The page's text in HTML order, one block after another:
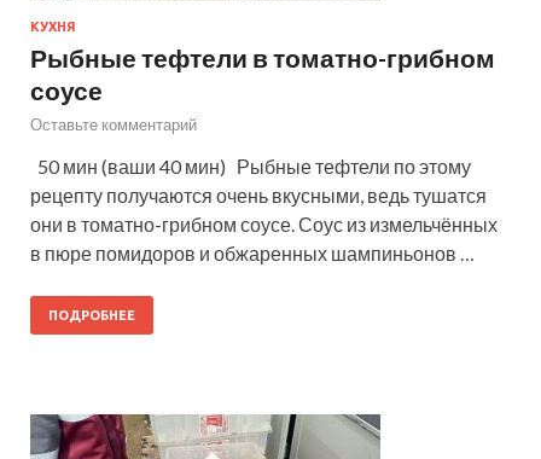
КУХНЯ
Рыбные тефтели в томатно-грибном
соусе
Оставьте комментарий
50 мин (ваши 40 мин) Рыбные тефтели по этому
рецепту получаются очень вкусными, ведь тушатся
они в томатно-грибном соусе. Соус из измельчённых
в пюре помидоров и обжаренных шампиньонов …
ПОДРОБНЕЕ